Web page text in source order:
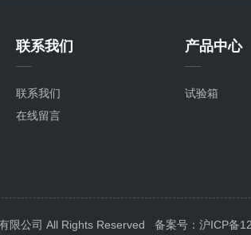
联系我们
联系我们
在线留言
产品中心
试验箱
限公司 All Rights Reserved 备案号：沪ICP备